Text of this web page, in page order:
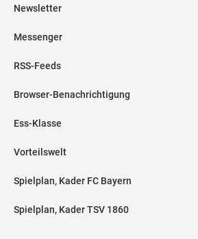
Newsletter
Messenger
RSS-Feeds
Browser-Benachrichtigung
Ess-Klasse
Vorteilswelt
Spielplan, Kader FC Bayern
Spielplan, Kader TSV 1860